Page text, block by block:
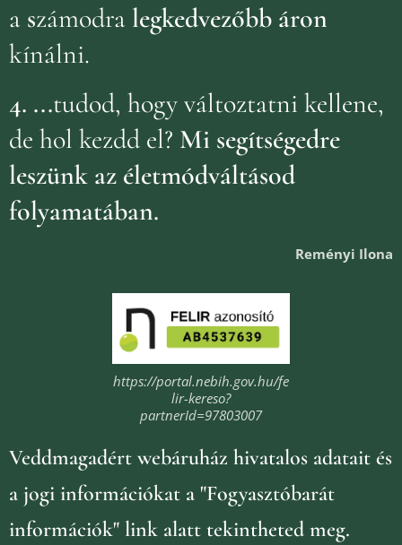
a számodralegkedvezőbb áron
kínálni.
4. ...tudod, hogy változtatni kellene,
de hol kezdd el? Mi segítségedre
leszünk az életmódváltásod
folyamatában.
Reményi Ilona
https://portal.nebih.gov.hu/fe
lir-kereso?
partnerId=97803007
Veddmagadért webáruház hivatalos adatait és
a jogi információkat a "Fogyasztóbarát
információk" link alatt tekintheted meg.